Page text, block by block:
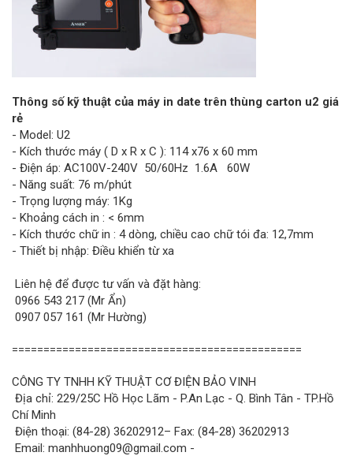
Thông số kỹ thuật của máy in date trên thùng carton u2 giá
rẻ
- Model: U2
- Kích thước máy ( D x R x C ): 114 x76 x 60 mm
- Điện áp: AC100V-240V 50/60Hz 1.6A 60W
- Năng suất: 76 m/phút
- Trọng lượng máy: 1Kg
- Khoảng cách in : < 6mm
- Kích thước chữ in : 4 dòng, chiều cao chữ tói đa: 12,7mm
- Thiết bị nhập: Điều khiển từ xa
Liên hệ để được tư vấn và đặt hàng:
0966 543 217 (Mr Ẩn)
0907 057 161 (Mr Hường)
==============================================
CÔNG TY TNHH KỸ THUẬT CƠ ĐIỆN BẢO VINH
Địa chỉ: 229/25C Hồ Học Lãm - P.An Lạc - Q. Bình Tân - TP.Hồ
Chí Minh
Điện thoại: (84-28) 36202912– Fax: (84-28) 36202913
Email: manhhuong09@gmail.com -